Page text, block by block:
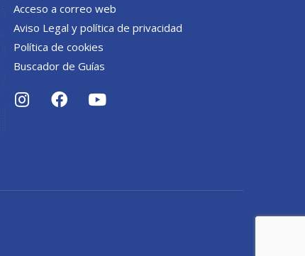
Acceso a correo web
Aviso Legal y política de privacidad
Política de cookies
Buscador de Guías